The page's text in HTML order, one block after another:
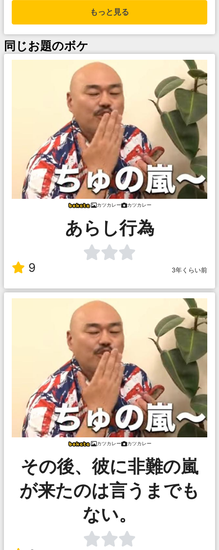
もっと見る
同じお題のボケ
カツカレー カツカレー
あらし行為
9 3年くらい前
カツカレー カツカレー
その後、彼に非難の嵐
が来たのは言うまでも
ない。